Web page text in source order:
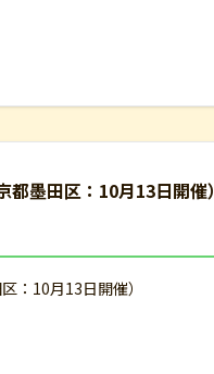
墨田区：10月13日開催）
：10月13日開催）